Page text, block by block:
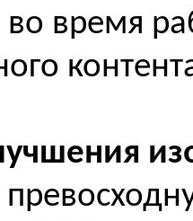
во время